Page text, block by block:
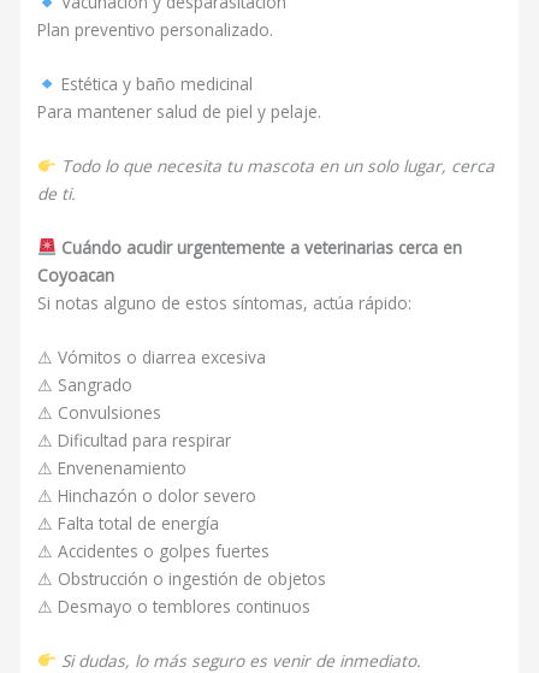
Plan preventivo personalizado.
Estética y baño medicinal
Para mantener salud de piel y pelaje.
Todo lo que necesita tu mascota en un solo lugar, cerca
de ti.
Cuándo acudir urgentemente a veterinarias cerca en
Coyoacan
Si notas alguno de estos síntomas, actúa rápido:
⚠ Vómitos o diarrea excesiva
⚠ Sangrado
⚠ Convulsiones
⚠ Dificultad para respirar
⚠ Envenenamiento
⚠ Hinchazón o dolor severo
⚠ Falta total de energía
⚠ Accidentes o golpes fuertes
⚠ Obstrucción o ingestión de objetos
⚠ Desmayo o temblores continuos
Si dudas, lo más seguro es venir de inmediato.